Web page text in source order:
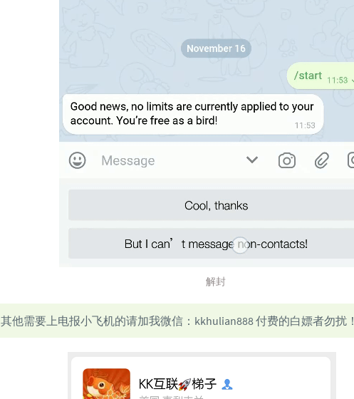
解封
其他需要上电报小飞机的请加我微信：kkhulian888 付费的白嫖者勿扰！